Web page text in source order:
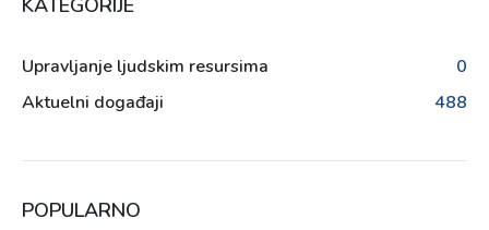
Upravljanje ljudskim resursima
0
Aktuelni događaji
488
POPULARNO